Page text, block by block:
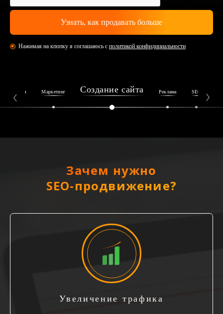
Нажимая на кпопку я соглашаюсь с политикой конфидициальности
Репутация Маркетинг Создание сайта Реклама SEO
Зачем нужно
SEO-продвижение?
Увеличение трафика